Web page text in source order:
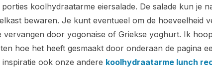
koolhydraatarme eiersalade. De salade kun je
bewaren. Je kunt eventueel om de hoeveelheid
vervangen door yogonaise of Griekse yoghurt. Ik
hoe het heeft gesmaakt door onderaan de pagina
ook onze andere koolhydraatarme lunch